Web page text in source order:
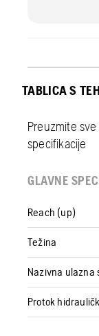
TABLICA S
Preuzmite
specifikacije
GLAVNE
Reach (up)
Težina
Nazivna ulazna
Protok